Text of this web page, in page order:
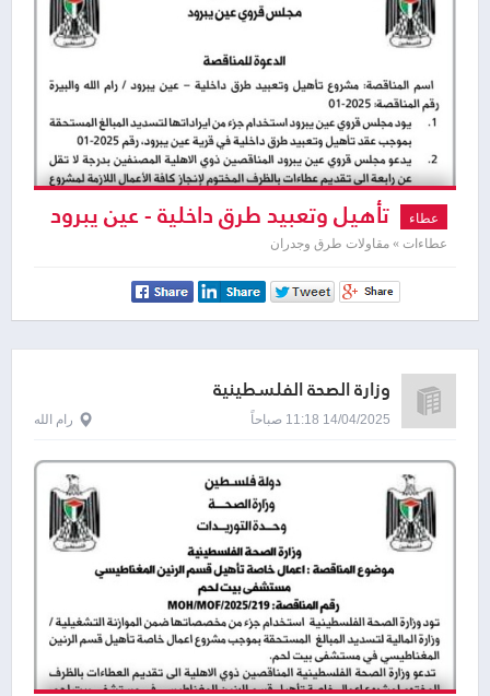
عطاء تأهيل وتعبيد طرق داخلية - عين يبرود
عطاءات » مقاولات طرق وجدران
وزارة الصحة الفلسطينية
14/04/2025 11:18 صباحاً رام الله